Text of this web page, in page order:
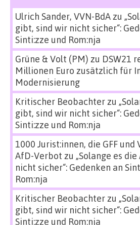
Ulrich Sander, VVN-BdAzu
gibt, sind wir nicht sicher“:
Sinti:zze und Rom:nja
Grüne & Volt (PM) zu DSW21
Millionen Euro zusätzlich für
Modernisierung
Kritischer Beobachterzu
gibt, sind wir nicht sicher“:
Sinti:zze und Rom:nja
1000 Jurist:innen, die GFF und
AfD-Verbot zu „Solange es
nicht sicher“: Gedenken an
Rom:nja
Kritischer Beobachterzu
gibt, sind wir nicht sicher“:
Sinti:zze und Rom:nja